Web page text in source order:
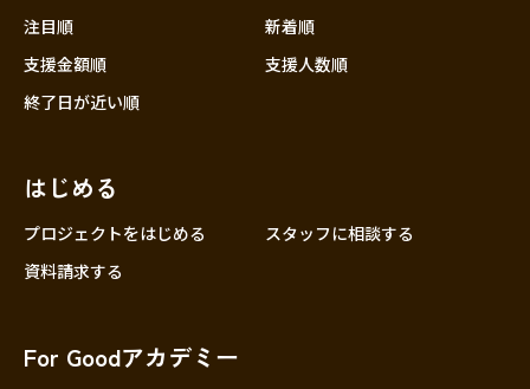
注目順
新着順
支援金額順
支援人数順
終了日が近い順
はじめる
プロジェクトをはじめる
スタッフに相談する
資料請求する
For Goodアカデミー